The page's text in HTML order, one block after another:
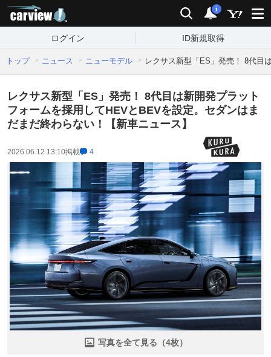
検索 通知
i
ログイン ID新規取得
トップ ニュース ニューモデル レクサス新型「ES」発売！ 8代目
レクサス新型「ES」発売！ 8代目は新開発プラット
フォームを採用してHEVとBEVを設定。セダンはま
だまだ終わらない！【新車ニュース】
2026.06.12 13:10掲載 4
写真を全て見る（4枚）